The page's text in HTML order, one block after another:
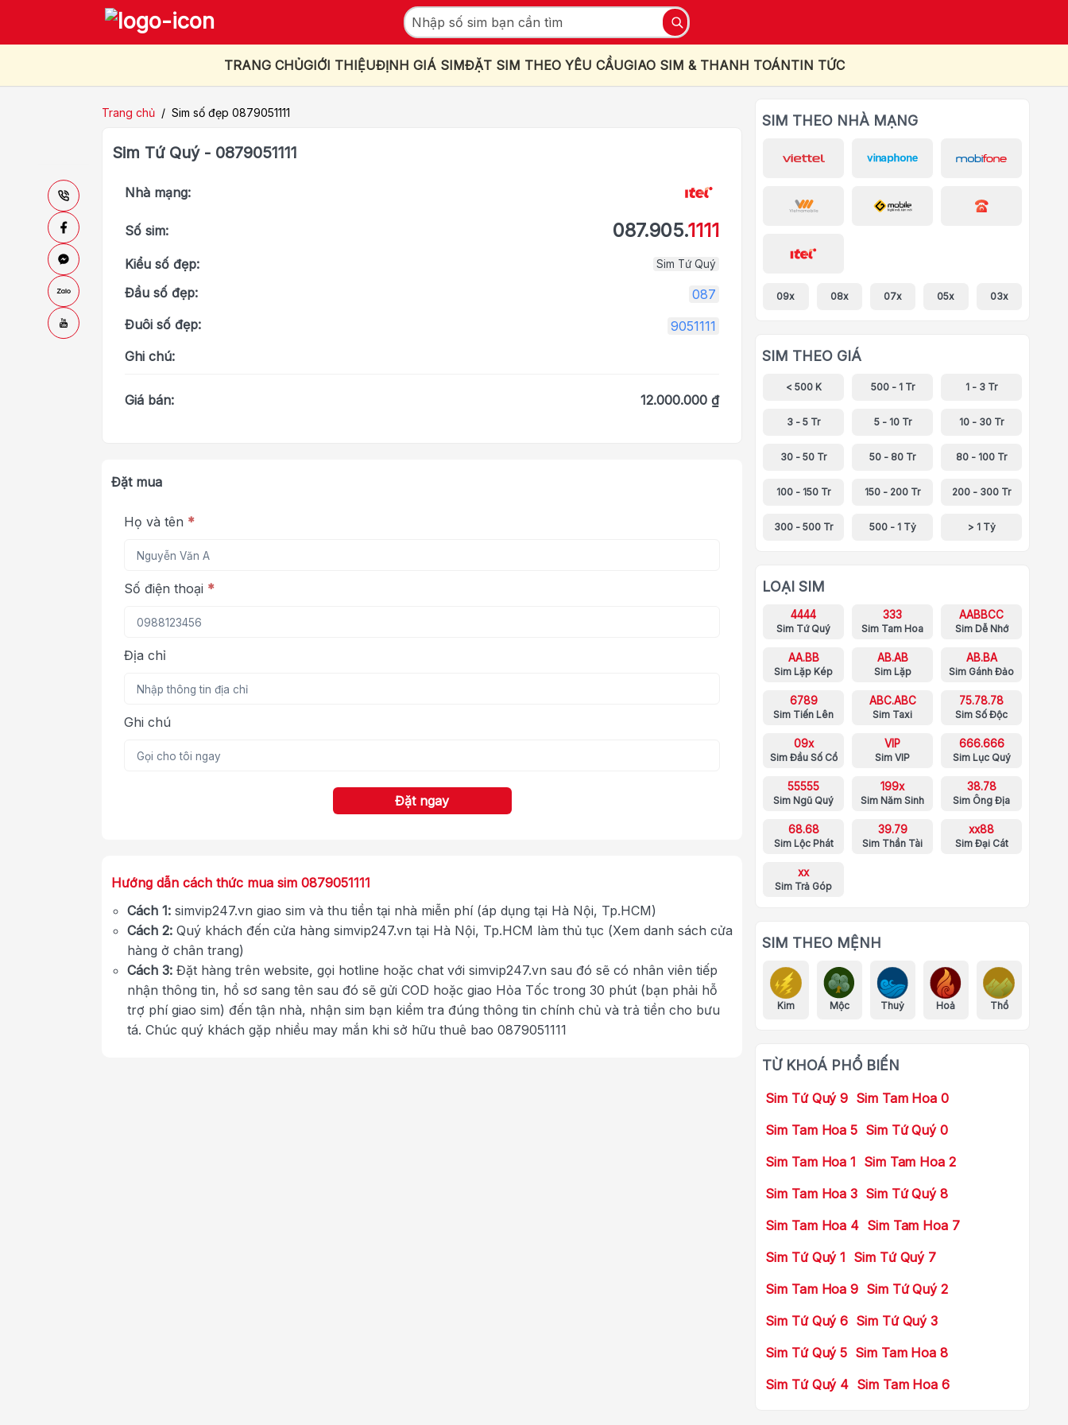
TRANG CHỦGIỚI THIỆUĐỊNH GIÁ SIMĐẶT SIM THEO YÊU CẦUGIAO SIM & THANH TOÁNTIN TỨC
Trang chủ / Sim số đẹp 0879051111
Sim Tứ Quý - 0879051111
Nhà mạng:
Số sim: 087.905.1111
Kiểu số đẹp: Sim Tứ Quý
Đầu số đẹp:
087
Đuôi số đẹp:
9051111
Ghi chú:
Giá bán: 12.000.000 ₫
Đặt mua
Họ và tên *
Số điện thoại *
Địa chỉ
Ghi chú
Đặt ngay
Hướng dẫn cách thức mua sim 0879051111
Cách 1: simvip247.vn giao sim và thu tiền tại nhà miễn phí (áp dụng tại Hà Nội, Tp.HCM)
Cách 2: Quý khách đến cửa hàng simvip247.vn tại Hà Nội, Tp.HCM làm thủ tục (Xem danh sách cửa
hàng ở chân trang)
Cách 3: Đặt hàng trên website, gọi hotline hoặc chat với simvip247.vn sau đó sẽ có nhân viên tiếp
nhận thông tin, hồ sơ sang tên sau đó sẽ gửi COD hoặc giao Hỏa Tốc trong 30 phút (bạn phải hỗ
trợ phí giao sim) đến tận nhà, nhận sim bạn kiểm tra đúng thông tin chính chủ và trả tiền cho bưu
tá. Chúc quý khách gặp nhiều may mắn khi sở hữu thuê bao 0879051111
SIM THEO NHÀ MẠNG
09x 08x 07x 05x 03x
SIM THEO GIÁ
< 500 K 500 - 1 Tr 1 - 3 Tr
3 - 5 Tr 5 - 10 Tr 10 - 30 Tr
30 - 50 Tr 50 - 80 Tr 80 - 100 Tr
100 - 150 Tr 150 - 200 Tr 200 - 300 Tr
300 - 500 Tr 500 - 1 Tỷ > 1 Tỷ
LOẠI SIM
4444
Sim Tứ Quý
333
Sim Tam Hoa
AABBCC
Sim Dễ Nhớ
AA.BB
Sim Lặp Kép
AB.AB
Sim Lặp
AB.BA
Sim Gánh Đảo
6789
Sim Tiến Lên
ABC.ABC
Sim Taxi
75.78.78
Sim Số Độc
09x
Sim Đầu Số Cổ
VIP
Sim VIP
666.666
Sim Lục Quý
55555
Sim Ngũ Quý
199x
Sim Năm Sinh
38.78
Sim Ông Địa
68.68
Sim Lộc Phát
39.79
Sim Thần Tài
xx88
Sim Đại Cát
xx
Sim Trả Góp
SIM THEO MỆNH
Kim Mộc Thuỷ Hoả Thổ
TỪ KHOÁ PHỔ BIẾN
Sim Tứ Quý 9 Sim Tam Hoa 0
Sim Tam Hoa 5 Sim Tứ Quý 0
Sim Tam Hoa 1 Sim Tam Hoa 2
Sim Tam Hoa 3 Sim Tứ Quý 8
Sim Tam Hoa 4 Sim Tam Hoa 7
Sim Tứ Quý 1 Sim Tứ Quý 7
Sim Tam Hoa 9 Sim Tứ Quý 2
Sim Tứ Quý 6 Sim Tứ Quý 3
Sim Tứ Quý 5 Sim Tam Hoa 8
Sim Tứ Quý 4 Sim Tam Hoa 6